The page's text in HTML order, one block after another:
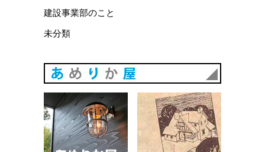
建設事業部のこと
未分類
あめりか屋WEBサイト